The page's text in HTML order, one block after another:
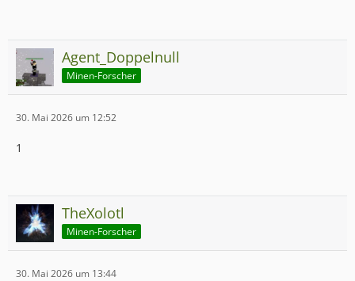
Agent_Doppelnull
Minen-Forscher
30. Mai 2026 um 12:52
1
TheXolotl
Minen-Forscher
30. Mai 2026 um 13:44